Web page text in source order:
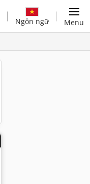
Ngôn ngữ Menu